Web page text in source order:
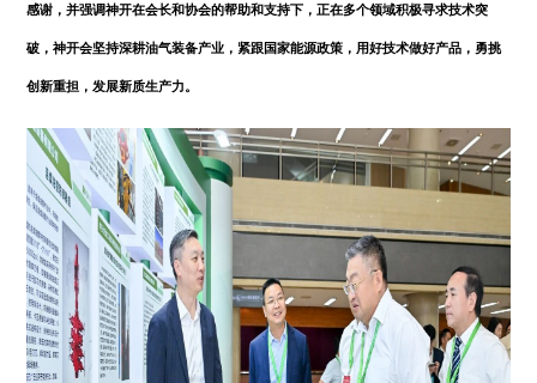
感谢，并强调神开在会长和协会的帮助和支持下，正在多个领域积极寻求技术突
破，神开会坚持深耕油气装备产业，紧跟国家能源政策，用好技术做好产品，勇挑
创新重担，发展新质生产力。